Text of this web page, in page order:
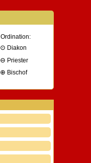
Ordination:
⊙ Diakon
⊖ Priester
⊕ Bischof